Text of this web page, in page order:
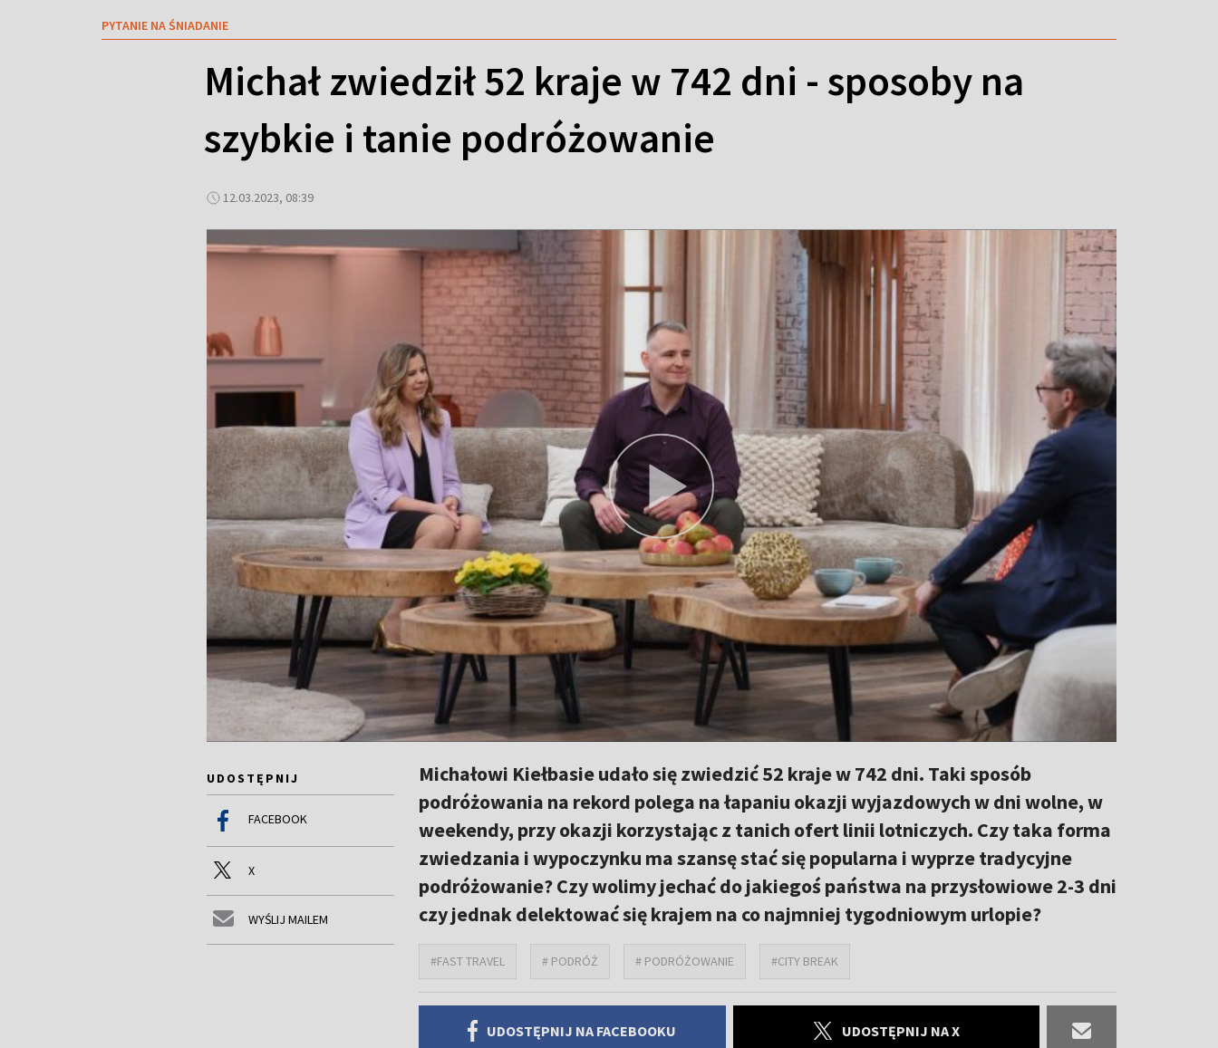
PYTANIE NA ŚNIADANIE
Michał zwiedził 52 kraje w 742 dni - sposoby na
szybkie i tanie podróżowanie
12.03.2023, 08:39
UDOSTĘPNIJ
FACEBOOK
X
WYŚLIJ MAILEM
Michałowi Kiełbasie udało się zwiedzić 52 kraje w 742 dni. Taki sposób
podróżowania na rekord polega na łapaniu okazji wyjazdowych w dni wolne, w
weekendy, przy okazji korzystając z tanich ofert linii lotniczych. Czy taka forma
zwiedzania i wypoczynku ma szansę stać się popularna i wyprze tradycyjne
podróżowanie? Czy wolimy jechać do jakiegoś państwa na przysłowiowe 2-3 dni
czy jednak delektować się krajem na co najmniej tygodniowym urlopie?
#FAST TRAVEL # PODRÓŻ # PODRÓŻOWANIE #CITY BREAK
UDOSTĘPNIJ NA FACEBOOKU UDOSTĘPNIJ NA X